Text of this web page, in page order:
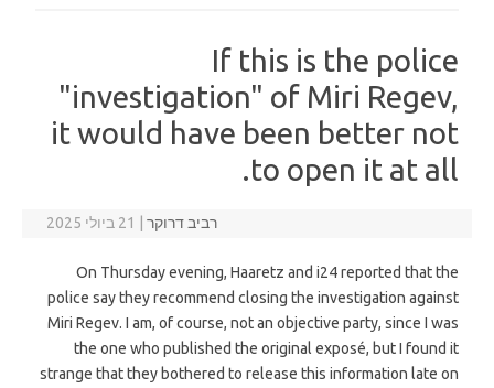
If this is the police
"investigation" of Miri Regev,
it would have been better not
to open it at all.
רביב דרוקר 21 ביולי 2025
On Thursday evening, Haaretz and i24 reported that the
police say they recommend closing the investigation against
Miri Regev. I am, of course, not an objective party, since I was
the one who published the original exposé, but I found it
strange that they bothered to release this information late on